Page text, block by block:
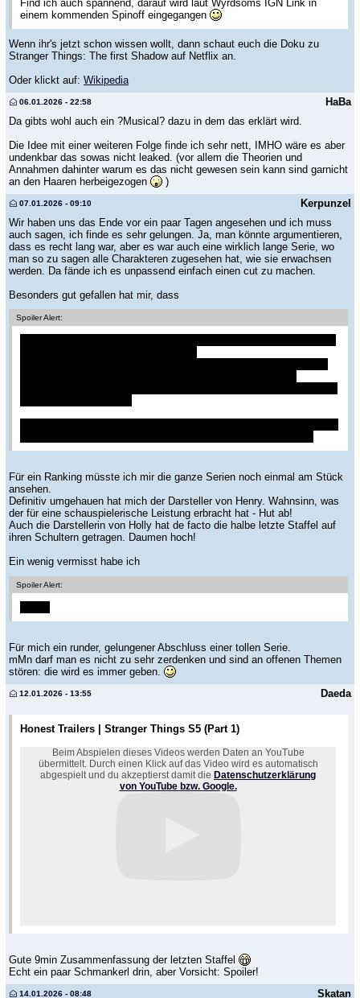
Find ich auch spannend, darauf wird laut Wyrdsoms IGN Link in
einem kommenden Spinoff eingegangen
Wenn ihr's jetzt schon wissen wollt, dann schaut euch die Doku zu
Stranger Things: The first Shadow auf Netflix an.
Oder klickt auf: Wikipedia
HaBa
06.01.2026 - 22:58
Da gibts wohl auch ein ?Musical? dazu in dem das erklärt wird.
Die Idee mit einer weiteren Folge finde ich sehr nett, IMHO wäre es aber
undenkbar das sowas nicht leaked. (vor allem die Theorien und
Annahmen dahinter warum es das nicht gewesen sein kann sind garnicht
an den Haaren herbeigezogen
)
Kerpunzel
07.01.2026 - 09:10
Wir haben uns das Ende vor ein paar Tagen angesehen und ich muss
auch sagen, ich finde es sehr gelungen. Ja, man könnte argumentieren,
dass es recht lang war, aber es war auch eine wirklich lange Serie, wo
man so zu sagen alle Charakteren zugesehen hat, wie sie erwachsen
werden. Da fände ich es unpassend einfach einen cut zu machen.
Besonders gut gefallen hat mir, dass
Spoiler Alert:
Für ein Ranking müsste ich mir die ganze Serien noch einmal am Stück
ansehen.
Definitiv umgehauen hat mich der Darsteller von Henry. Wahnsinn, was
der für eine schauspielerische Leistung erbracht hat - Hut ab!
Auch die Darstellerin von Holly hat de facto die halbe letzte Staffel auf
ihren Schultern getragen. Daumen hoch!
Ein wenig vermisst habe ich
Spoiler Alert:
Für mich ein runder, gelungener Abschluss einer tollen Serie.
mMn darf man es nicht zu sehr zerdenken und sind an offenen Themen
stören: die wird es immer geben.
Daeda
12.01.2026 - 13:55
Honest Trailers | Stranger Things S5 (Part 1)
Beim Abspielen dieses Videos werden Daten an YouTube
übermittelt. Durch einen Klick auf das Video wird es automatisch
abgespielt und du akzeptierst damit die Datenschutzerklärung
von YouTube bzw. Google.
Gute 9min Zusammenfassung der letzten Staffel
Echt ein paar Schmankerl drin, aber Vorsicht: Spoiler!
Skatan
14.01.2026 - 08:48